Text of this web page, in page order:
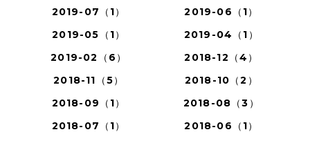
2019-07（1）
2019-06（1）
2019-05（1）
2019-04（1）
2019-02（6）
2018-12（4）
2018-11（5）
2018-10（2）
2018-09（1）
2018-08（3）
2018-07（1）
2018-06（1）